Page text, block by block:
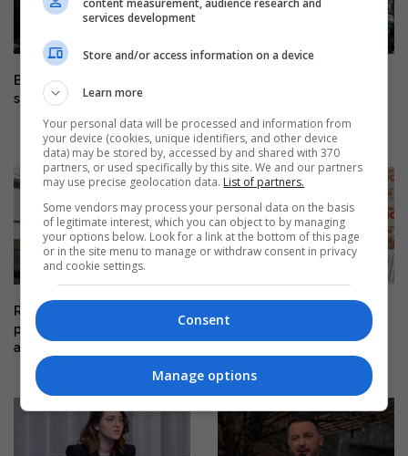
Begaj i kërkon Ekuadorit të
shqyrtojë njohjen e Kosovës
Mal të Zi
Rast i malaries në QKUK,
pacientja po stabilizohet,
apelohet për kujdes
kallëzime penale për
content measurement, audience research and
services development
Store and/or access information on a device
Learn more
Your personal data will be processed and information from
your device (cookies, unique identifiers, and other device
data) may be stored by, accessed by and shared with 370
partners, or used specifically by this site. We and our partners
may use precise geolocation data. List of partners.
Some vendors may process your personal data on the basis
of legitimate interest, which you can object to by managing
your options below. Look for a link at the bottom of this page
or in the site menu to manage or withdraw consent in privacy
and cookie settings.
Consent
Manage options